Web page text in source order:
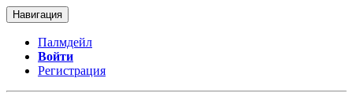
Навигация
Палмдейл
Войти
Регистрация